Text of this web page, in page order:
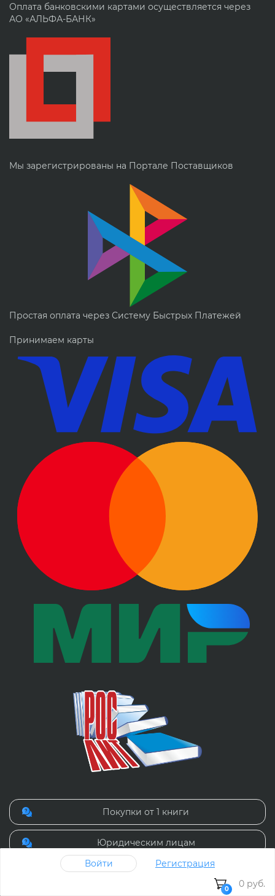
Оплата банковскими картами осуществляется через
АО «АЛЬФА-БАНК»
Мы зарегистрированы на Портале Поставщиков
Простая оплата через Систему Быстрых Платежей
Принимаем карты
Покупки от 1 книги
Юридическим лицам
Контакты
Войти Регистрация
0 0 руб.